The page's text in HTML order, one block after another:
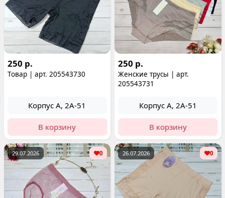
250 р.
Товар | арт. 205543730
Корпус А, 2А-51
В корзину
250 р.
Женские трусы | арт.
205543731
Корпус А, 2А-51
В корзину
29.07.2026 0 26.07.2026 0